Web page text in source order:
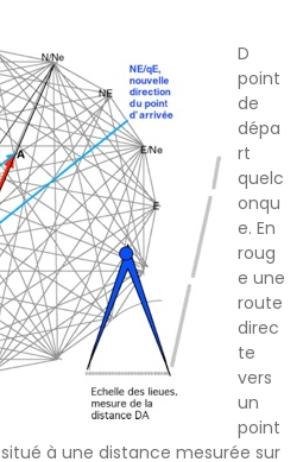
D
point
de
dépa
rt
quelc
onqu
e. En
roug
e une
route
direc
te
vers
un
point
situé à une distance mesurée sur